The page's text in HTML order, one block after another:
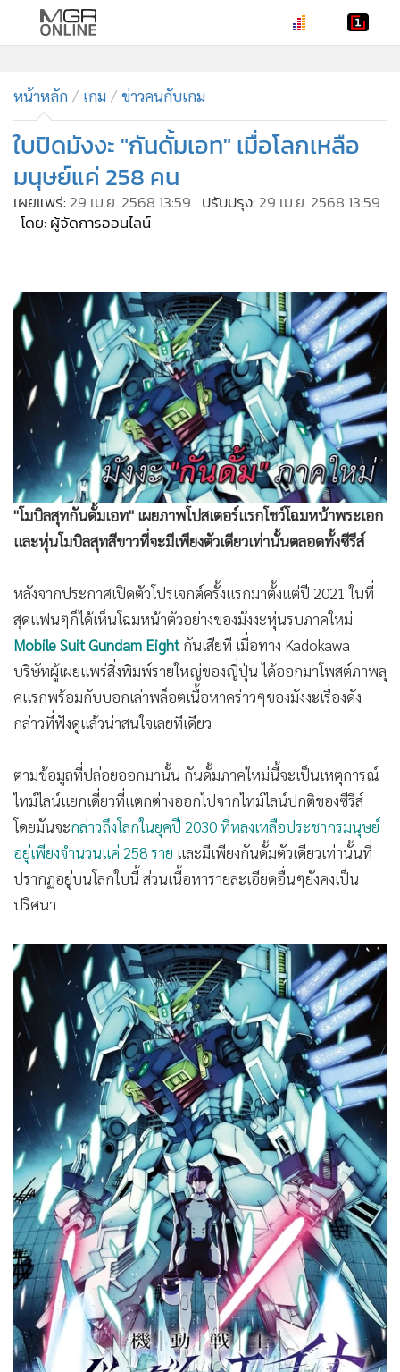
• ทันเหตุการณ์
• ภาคใต้
• ภูมิภาค
• Online Section
• บันเทิง
ผู้จัดการรายวัน
• ละคร
• CbizReview
Cyber BIZ
• ผู้จัดกวน
Good health & Well-being
Green Innovation & SD
Management & HR
• MGR Live
• Infographic
• การเมือง
• กีฬา
• ต่างประเทศ
• Special Scoop
• เศรษฐกิจ-ธุรกิจ
• จีน
• ชุมชน-คุณภาพชีวิต
อาชญากรรม
•
Motoring
•
เกม
วิทยาศาสตร์
• SMEs
• หุ้น
• กองทุนรวม
Celeb Online
Factcheck
• ญี่ปุ่น
News1
Gotomanager
หน้าหลัก เกม ข่าวคนกับเกม
ใบปิดมังงะ "กันดั้มเอท" เมื่อโลกเหลือ
มนุษย์แค่ 258 คน
เผยแพร่: 29 เม.ย. 2568 13:59 ปรับปรุง: 29 เม.ย. 2568 13:59
โดย: ผู้จัดการออนไลน์
"โมบิลสุทกันดั้มเอท" เผยภาพโปสเตอร์แรกโชว์โฉมหน้าพระเอก
และหุ่นโมบิลสุทสีขาวที่จะมีเพียงตัวเดียวเท่านั้นตลอดทั้งซีรีส์
หลังจากประกาศเปิดตัวโปรเจกต์ครั้งแรกมาตั้งแต่ปี 2021 ในที่
สุดแฟนๆก็ได้เห็นโฉมหน้าตัวอย่างของมังงะหุ่นรบภาคใหม่
Mobile Suit Gundam Eight กันเสียที เมื่อทาง Kadokawa
บริษัทผู้เผยแพร่สิ่งพิมพ์รายใหญ่ของญี่ปุ่น ได้ออกมาโพสต์ภาพลุ
คแรกพร้อมกับบอกเล่าพล็อตเนื้อหาคร่าวๆของมังงะเรื่องดัง
กล่าวที่ฟังดูแล้วน่าสนใจเลยทีเดียว
ตามข้อมูลที่ปล่อยออกมานั้น กันดั้มภาคใหม่นี้จะเป็นเหตุการณ์
ไทม์ไลน์แยกเดี่ยวที่แตกต่างออกไปจากไทม์ไลน์ปกติของซีรีส์
โดยมันจะกล่าวถึงโลกในยุคปี 2030 ที่หลงเหลือประชากรมนุษย์
อยู่เพียงจำนวนแค่ 258 ราย และมีเพียงกันดั้มตัวเดียวเท่านั้นที่
ปรากฏอยู่บนโลกใบนี้ ส่วนเนื้อหารายละเอียดอื่นๆยังคงเป็น
ปริศนา